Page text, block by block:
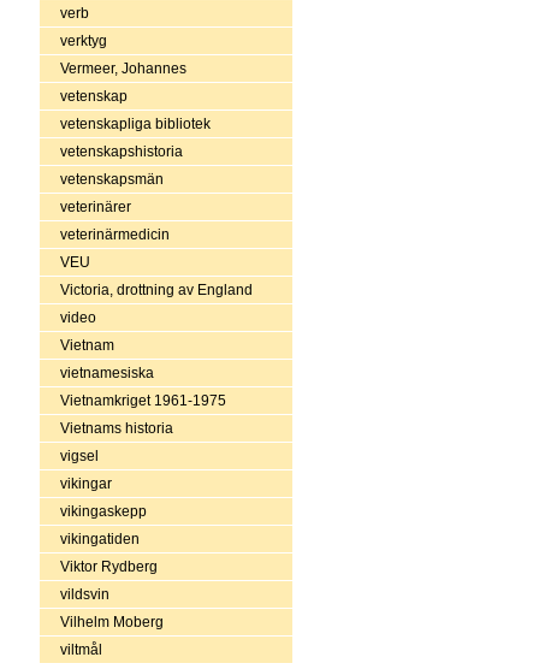
verb
verktyg
Vermeer, Johannes
vetenskap
vetenskapliga bibliotek
vetenskapshistoria
vetenskapsmän
veterinärer
veterinärmedicin
VEU
Victoria, drottning av England
video
Vietnam
vietnamesiska
Vietnamkriget 1961-1975
Vietnams historia
vigsel
vikingar
vikingaskepp
vikingatiden
Viktor Rydberg
vildsvin
Vilhelm Moberg
viltmål